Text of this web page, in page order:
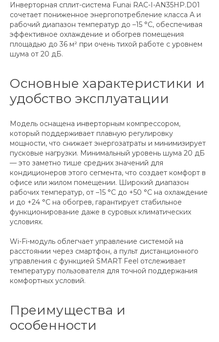
Инверторная сплит-система Funai RAC-I-AN35HP.D01
сочетает пониженное энергопотребление класса A и
рабочий диапазон температур до –15 °C, обеспечивая
эффективное охлаждение и обогрев помещения
площадью до 36 м² при очень тихой работе с уровнем
шума от 20 дБ.
Основные характеристики и
удобство эксплуатации
Модель оснащена инверторным компрессором,
который поддерживает плавную регулировку
мощности, что снижает энергозатраты и минимизирует
пусковые нагрузки. Минимальный уровень шума 20 дБ
— это заметно тише средних значений для
кондиционеров этого сегмента, что создает комфорт в
офисе или жилом помещении. Широкий диапазон
рабочих температур, от –15 °C до +50 °C на охлаждение
и до +24 °C на обогрев, гарантирует стабильное
функционирование даже в суровых климатических
условиях.
Wi-Fi-модуль облегчает управление системой на
расстоянии через смартфон, а пульт дистанционного
управления с функцией SMART Feel отслеживает
температуру пользователя для точной поддержания
комфортных условий.
Преимущества и
особенности